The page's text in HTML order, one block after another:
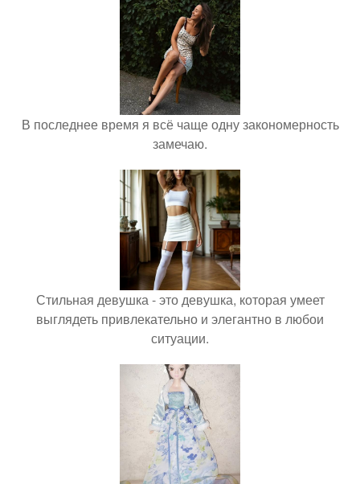
В последнее время я всё чаще одну закономерность
замечаю.
Стильная девушка - это девушка, которая умеет
выглядеть привлекательно и элегантно в любои
ситуации.